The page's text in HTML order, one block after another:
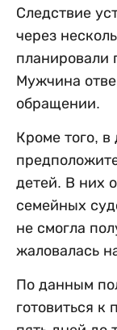
Следствие
через
планировали
Мужчина
обращении.
Кроме того,
детей. В них
семейных
не смогла
жаловалась
По данным
готовиться